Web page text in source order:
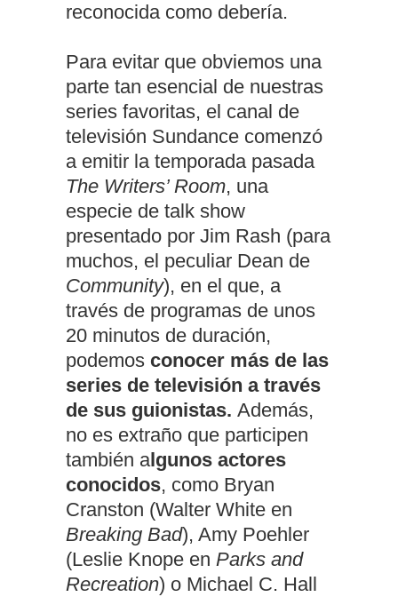
reconocida como debería.
Para evitar que obviemos una
parte tan esencial de nuestras
series favoritas, el canal de
televisión Sundance comenzó
a emitir la temporada pasada
The Writers’ Room, una
especie de talk show
presentado por Jim Rash (para
muchos, el peculiar Dean de
Community), en el que, a
través de programas de unos
20 minutos de duración,
podemos conocer más de las
series de televisión a través
de sus guionistas. Además,
no es extraño que participen
también algunos actores
conocidos, como Bryan
Cranston (Walter White en
Breaking Bad), Amy Poehler
(Leslie Knope en Parks and
Recreation) o Michael C. Hall